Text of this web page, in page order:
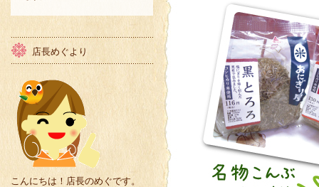
店長めぐより
こんにちは！店長のめぐです。